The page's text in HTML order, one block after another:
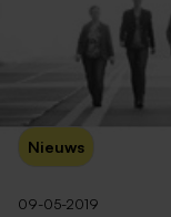
Nieuws
09-05-2019